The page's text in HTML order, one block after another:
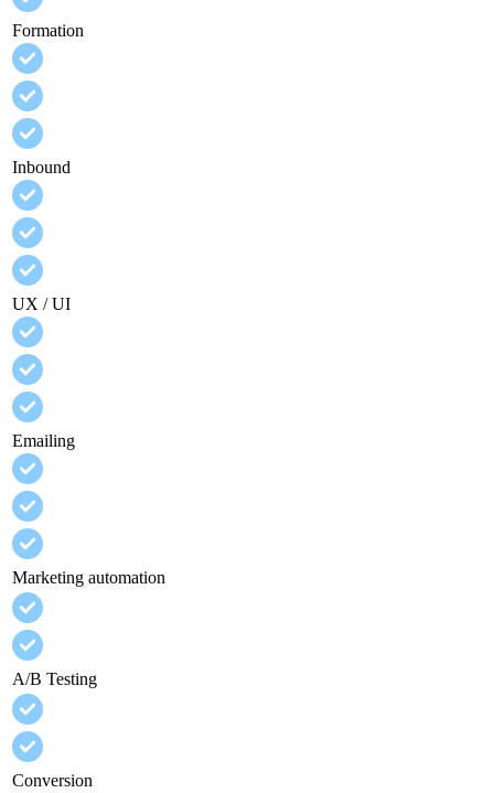
Formation
Inbound
UX / UI
Emailing
Marketing automation
A/B Testing
Conversion